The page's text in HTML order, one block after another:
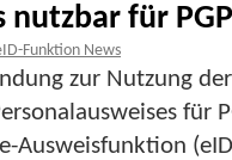
nutzbar für PGP
Funktion News
zur Nutzung
für
Ausweisfunktion